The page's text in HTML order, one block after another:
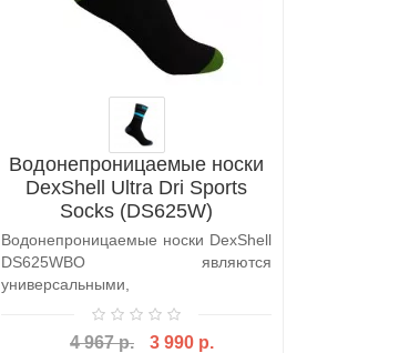
Водонепроницаемые носки
DexShell Ultra Dri Sports
Socks (DS625W)
Водонепроницаемые носки DexShell
DS625WBO являются
универсальными,
водонепроницаемыми носками,
4 967 р. 3 990 р.